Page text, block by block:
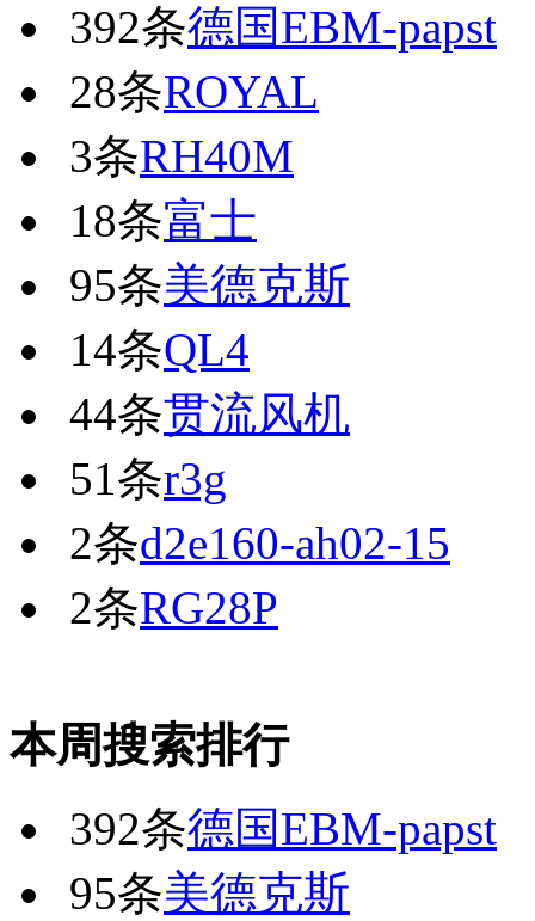
392条德国EBM-papst
28条ROYAL
3条RH40M
18条富士
95条美德克斯
14条QL4
44条贯流风机
51条r3g
2条d2e160-ah02-15
2条RG28P
本周搜索排行
392条德国EBM-papst
95条美德克斯